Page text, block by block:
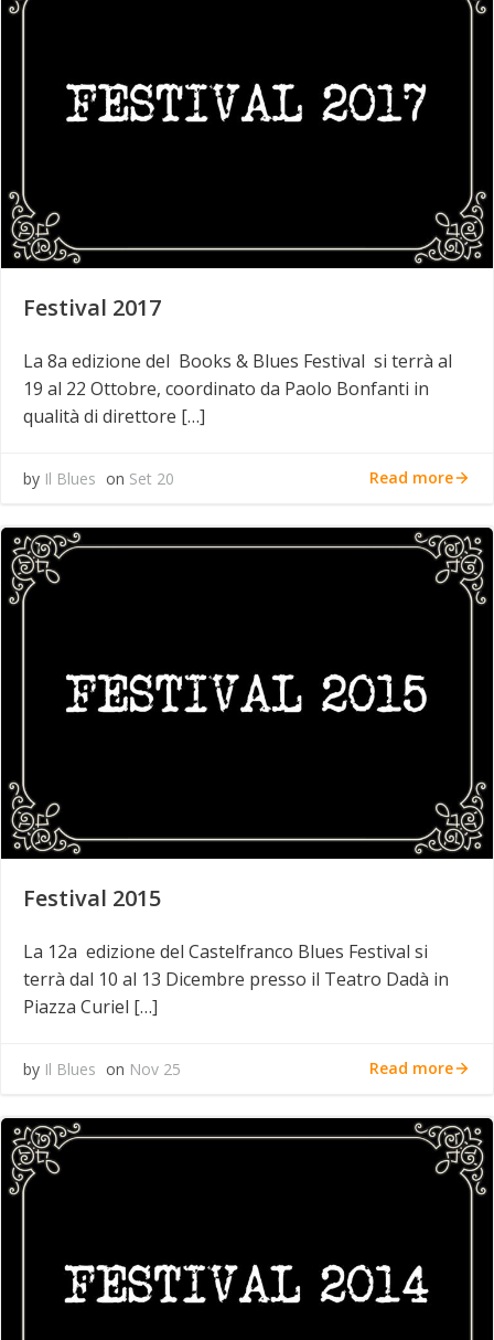
Festival 2017
La 8a edizione del Books & Blues Festival si terrà al
19 al 22 Ottobre, coordinato da Paolo Bonfanti in
qualità di direttore […]
by Il Blues on Set 20 Read more
Festival 2015
La 12a edizione del Castelfranco Blues Festival si
terrà dal 10 al 13 Dicembre presso il Teatro Dadà in
Piazza Curiel […]
by Il Blues on Nov 25 Read more